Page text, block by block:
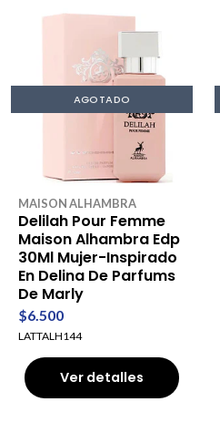
AGOTADO
MAISON ALHAMBRA
Delilah Pour Femme
Maison Alhambra Edp
30Ml Mujer-Inspirado
En Delina De Parfums
De Marly
$6.500
LATTALH144
Ver detalles